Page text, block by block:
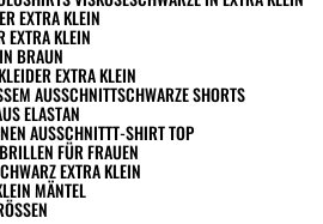
EXTRA KLEIN
EXTRA KLEIN
BRAUN
EXTRA KLEIN
AUSSCHNITT SCHWARZE SHORTS
ELASTAN
AUSSCHNITTT-SHIRT TOP
FÜR FRAUEN
EXTRA KLEIN
MÄNTEL